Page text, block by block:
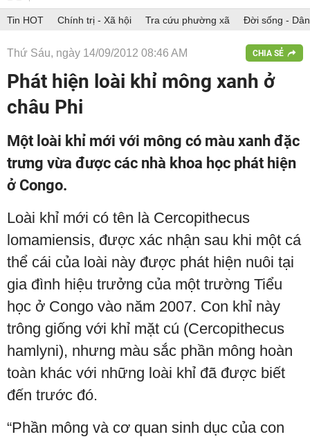
Tin HOT Chính trị - Xã hội Tra cứu phường xã Đời sống -
Thứ Sáu, ngày 14/09/2012 08:46 AM CHIA SẺ
Phát hiện loài khỉ mông xanh ở
châu Phi
Một loài khỉ mới với mông có màu xanh đặc
trưng vừa được các nhà khoa học phát hiện
ở Congo.
Loài khỉ mới có tên là Cercopithecus
lomamiensis, được xác nhận sau khi một cá
thể cái của loài này được phát hiện nuôi tại
gia đình hiệu trưởng của một trường Tiểu
học ở Congo vào năm 2007. Con khỉ này
trông giống với khỉ mặt cú (Cercopithecus
hamlyni), nhưng màu sắc phần mông hoàn
toàn khác với những loài khỉ đã được biết
đến trước đó.
“Phần mông và cơ quan sinh dục của con